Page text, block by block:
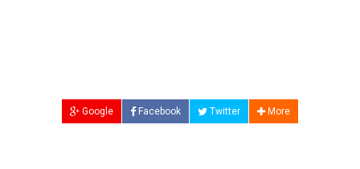
Google Facebook Twitter More